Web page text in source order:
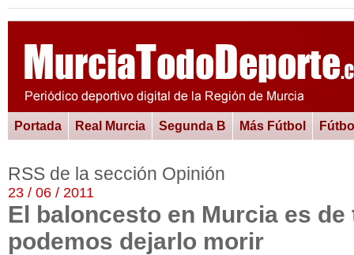
Portada Real Murcia Segunda B Más Fútbol
RSS de la sección Opinión
23 / 06 / 2011
El baloncesto en Murcia es de
podemos dejarlo morir